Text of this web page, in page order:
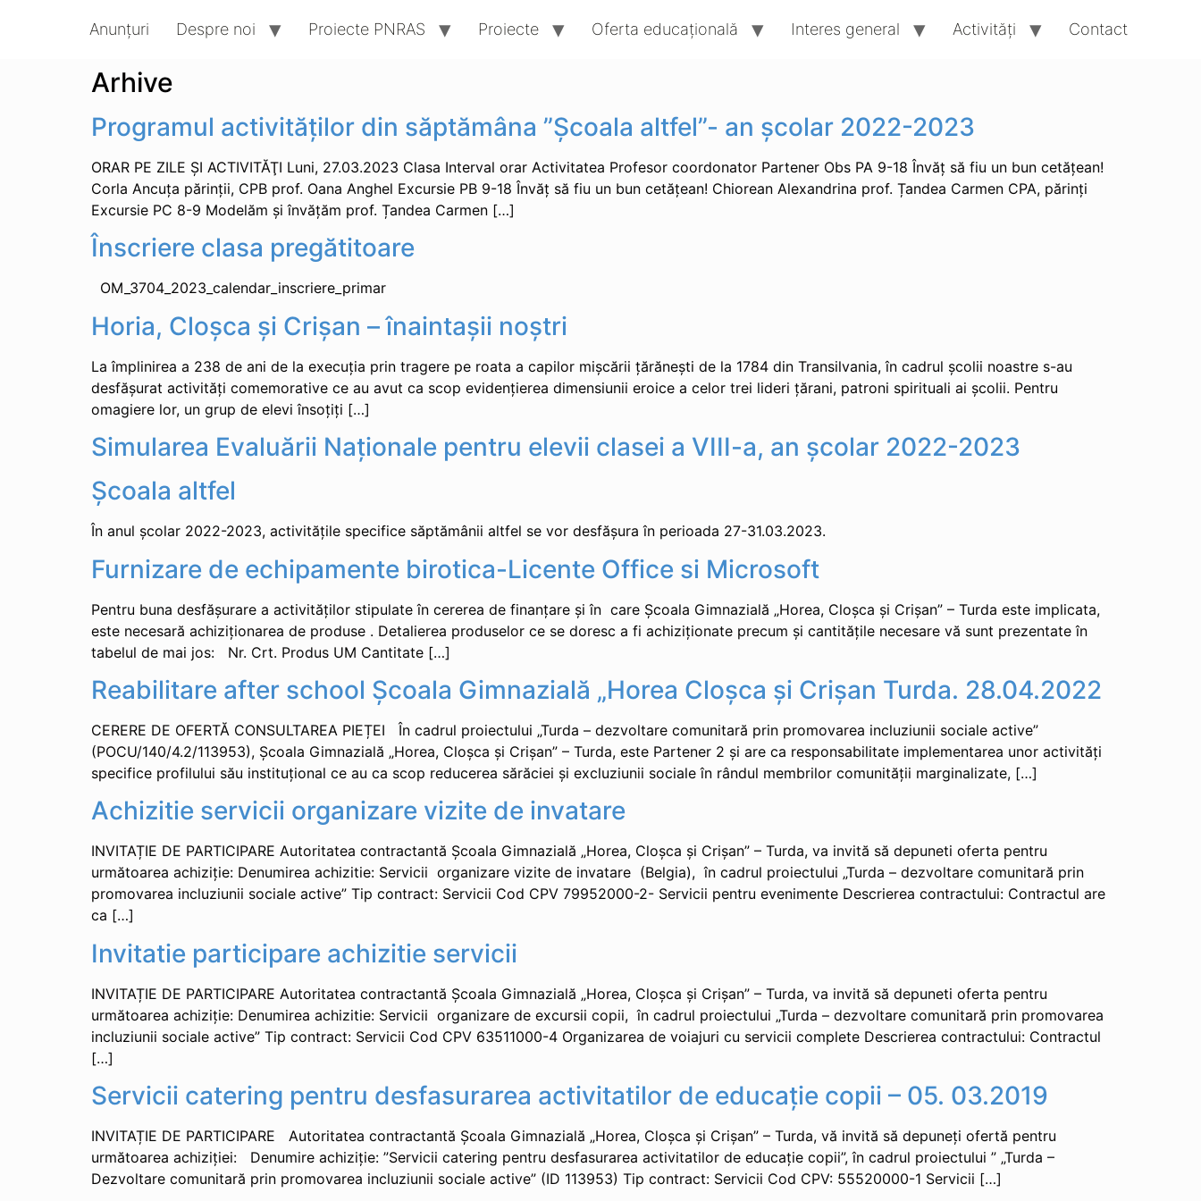
Anunțuri Despre noi Proiecte PNRAS Proiecte Oferta educaţională Interes general Activități Contact
Arhive
Programul activităților din săptămâna ”Școala altfel”- an școlar 2022-2023
ORAR PE ZILE ŞI ACTIVITĂŢI Luni, 27.03.2023 Clasa Interval orar Activitatea Profesor coordonator Partener Obs PA 9-18 Învăț să fiu un bun cetățean!
Corla Ancuța părinții, CPB prof. Oana Anghel Excursie PB 9-18 Învăț să fiu un bun cetățean! Chiorean Alexandrina prof. Țandea Carmen CPA, părinți
Excursie PC 8-9 Modelăm și învățăm prof. Țandea Carmen […]
Înscriere clasa pregătitoare
OM_3704_2023_calendar_inscriere_primar
Horia, Cloșca și Crișan – înaintașii noștri
La împlinirea a 238 de ani de la execuția prin tragere pe roata a capilor mișcării țărănești de la 1784 din Transilvania, în cadrul școlii noastre s-au
desfășurat activități comemorative ce au avut ca scop evidențierea dimensiunii eroice a celor trei lideri țărani, patroni spirituali ai școlii. Pentru
omagiere lor, un grup de elevi însoțiți […]
Simularea Evaluării Naționale pentru elevii clasei a VIII-a, an școlar 2022-2023
Școala altfel
În anul școlar 2022-2023, activitățile specifice săptămânii altfel se vor desfășura în perioada 27-31.03.2023.
Furnizare de echipamente birotica-Licente Office si Microsoft
Pentru buna desfășurare a activităților stipulate în cererea de finanțare și în care Şcoala Gimnazială „Horea, Cloşca şi Crişan” – Turda este implicata,
este necesară achiziționarea de produse . Detalierea produselor ce se doresc a fi achiziționate precum și cantitățile necesare vă sunt prezentate în
tabelul de mai jos: Nr. Crt. Produs UM Cantitate […]
Reabilitare after school Școala Gimnazială „Horea Cloșca și Crișan Turda. 28.04.2022
CERERE DE OFERTĂ CONSULTAREA PIEȚEI În cadrul proiectului „Turda – dezvoltare comunitară prin promovarea incluziunii sociale active”
(POCU/140/4.2/113953), Şcoala Gimnazială „Horea, Cloşca şi Crişan” – Turda, este Partener 2 și are ca responsabilitate implementarea unor activități
specifice profilului său instituțional ce au ca scop reducerea sărăciei și excluziunii sociale în rândul membrilor comunității marginalizate, […]
Achizitie servicii organizare vizite de invatare
INVITAȚIE DE PARTICIPARE Autoritatea contractantă Şcoala Gimnazială „Horea, Cloşca şi Crişan” – Turda, va invită să depuneti oferta pentru
următoarea achiziție: Denumirea achizitie: Servicii organizare vizite de invatare (Belgia), în cadrul proiectului „Turda – dezvoltare comunitară prin
promovarea incluziunii sociale active” Tip contract: Servicii Cod CPV 79952000-2- Servicii pentru evenimente Descrierea contractului: Contractul are
ca […]
Invitatie participare achizitie servicii
INVITAȚIE DE PARTICIPARE Autoritatea contractantă Şcoala Gimnazială „Horea, Cloşca şi Crişan” – Turda, va invită să depuneti oferta pentru
următoarea achiziție: Denumirea achizitie: Servicii organizare de excursii copii, în cadrul proiectului „Turda – dezvoltare comunitară prin promovarea
incluziunii sociale active” Tip contract: Servicii Cod CPV 63511000-4 Organizarea de voiajuri cu servicii complete Descrierea contractului: Contractul
[…]
Servicii catering pentru desfasurarea activitatilor de educație copii – 05. 03.2019
INVITAȚIE DE PARTICIPARE Autoritatea contractantă Şcoala Gimnazială „Horea, Cloşca şi Crişan” – Turda, vă invită să depuneți ofertă pentru
următoarea achiziției: Denumire achiziție: ”Servicii catering pentru desfasurarea activitatilor de educație copii”, în cadrul proiectului ” „Turda –
Dezvoltare comunitară prin promovarea incluziunii sociale active” (ID 113953) Tip contract: Servicii Cod CPV: 55520000-1 Servicii […]